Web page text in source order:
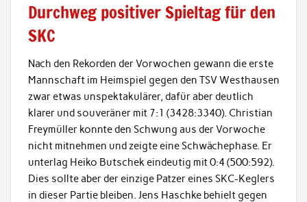
Durchweg positiver Spieltag für den
SKC
Nach den Rekorden der Vorwochen gewann die erste
Mannschaft im Heimspiel gegen den TSV Westhausen
zwar etwas unspektakulärer, dafür aber deutlich
klarer und souveräner mit 7:1 (3428:3340). Christian
Freymüller konnte den Schwung aus der Vorwoche
nicht mitnehmen und zeigte eine Schwächephase. Er
unterlag Heiko Butschek eindeutig mit 0:4 (500:592).
Dies sollte aber der einzige Patzer eines SKC-Keglers
in dieser Partie bleiben. Jens Haschke behielt gegen